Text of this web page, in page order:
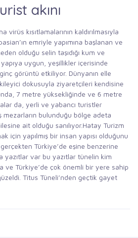
akını
kısıtlamalarının kaldırılmasıyla
emriyle yapımına başlanan ve
olduğu selin taşıdığı kum ve
yapıya uygun, yeşillikler içerisinde
görüntü etkiliyor. Dünyanın elle
dokusuyla ziyaretçileri kendisine
7 metre yüksekliğinde ve 6 metre
da, yerli ve yabancı turistler
bulunduğu bölge adeta
ait olduğu sanılıyor.Hatay Turizm
için yapılmış bir insan yapısı olduğunu
Türkiye’de eşine benzerine
yazıtlar var bu yazıtlar tünelin kim
ve Türkiye’de çok önemli bir yere sahip
Titus Tüneli’nden geçtik gayet